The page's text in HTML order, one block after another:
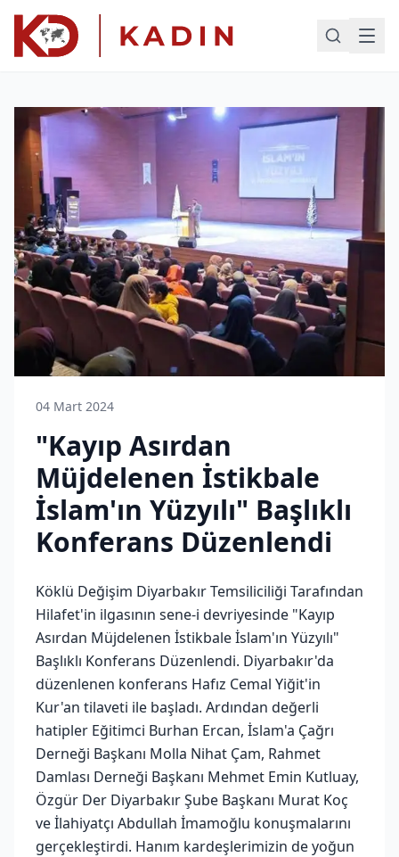
04 Mart 2024
"Kayıp Asırdan
Müjdelenen İstikbale
İslam'ın Yüzyılı" Başlıklı
Konferans Düzenlendi
Köklü Değişim Diyarbakır Temsiliciliği Tarafından
Hilafet'in ilgasının sene-i devriyesinde "Kayıp
Asırdan Müjdelenen İstikbale İslam'ın Yüzyılı"
Başlıklı Konferans Düzenlendi. Diyarbakır'da
düzenlenen konferans Hafız Cemal Yiğit'in
Kur'an tilaveti ile başladı. Ardından değerli
hatipler Eğitimci Burhan Ercan, İslam'a Çağrı
Derneği Başkanı Molla Nihat Çam, Rahmet
Damlası Derneği Başkanı Mehmet Emin Kutluay,
Özgür Der Diyarbakır Şube Başkanı Murat Koç
ve İlahiyatçı Abdullah İmamoğlu konuşmalarını
gerçekleştirdi. Hanım kardeşlerimizin de yoğun